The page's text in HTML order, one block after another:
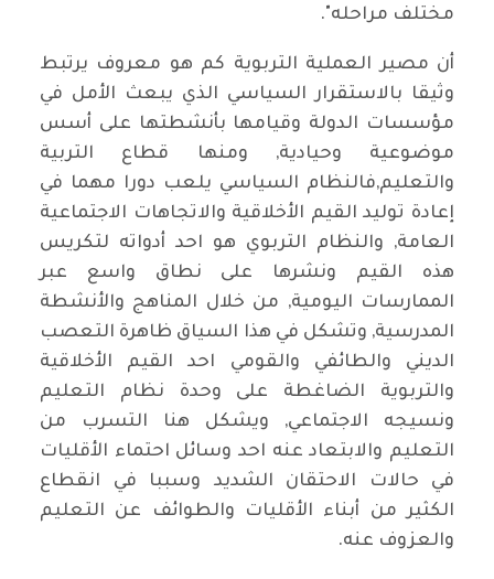
مختلف مراحله".
أن مصير العملية التربوية كم هو معروف يرتبط
وثيقا بالاستقرار السياسي الذي يبعث الأمل في
مؤسسات الدولة وقيامها بأنشطتها على أسس
موضوعية وحيادية, ومنها قطاع التربية
والتعليم,فالنظام السياسي يلعب دورا مهما في
إعادة توليد القيم الأخلاقية والاتجاهات الاجتماعية
العامة, والنظام التربوي هو احد أدواته لتكريس
هذه القيم ونشرها على نطاق واسع عبر
الممارسات اليومية, من خلال المناهج والأنشطة
المدرسية, وتشكل في هذا السياق ظاهرة التعصب
الديني والطائفي والقومي احد القيم الأخلاقية
والتربوية الضاغطة على وحدة نظام التعليم
ونسيجه الاجتماعي, ويشكل هنا التسرب من
التعليم والابتعاد عنه احد وسائل احتماء الأقليات
في حالات الاحتقان الشديد وسببا في انقطاع
الكثير من أبناء الأقليات والطوائف عن التعليم
والعزوف عنه.